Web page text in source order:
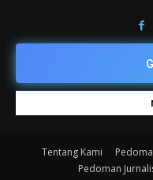
Tentang Kami
Pedoman